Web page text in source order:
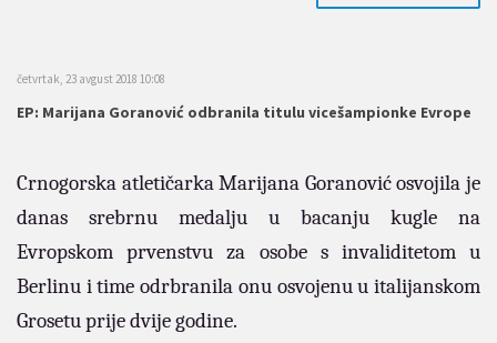
četvrtak, 23 avgust 2018 10:08
EP: Marijana Goranović odbranila titulu vicešampionke Evrope
Crnogorska atletičarka Marijana Goranović osvojila je
danas srebrnu medalju u bacanju kugle na
Evropskom prvenstvu za osobe s invaliditetom u
Berlinu i time odrbranila onu osvojenu u italijanskom
Grosetu prije dvije godine.